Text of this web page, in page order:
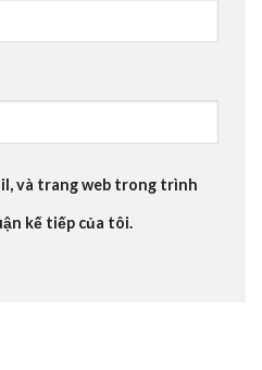
và trang web trong trình
kế tiếp của tôi.